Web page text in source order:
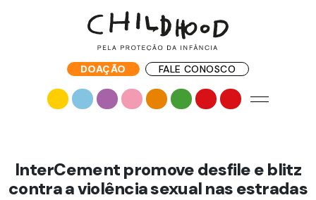
DOAÇÃO FALE CONOSCO
InterCement promove desfile e blitz
contra a violência sexual nas estradas